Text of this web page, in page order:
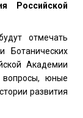
Российской
отмечать
Ботанических
Академии
юные
развития